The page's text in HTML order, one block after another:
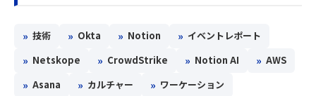
» 技術 » Okta » Notion » イベントレポート
» Netskope » CrowdStrike » Notion AI » AWS
» Asana » カルチャー » ワーケーション